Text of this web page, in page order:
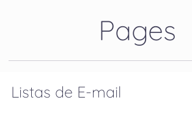
Pages
Listas de E-mail